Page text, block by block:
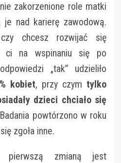
zakorzenione role matki
je nad karierę zawodową.
chcesz rozwijać się
ci na wspinaniu się po
„tak” udzieliło
kobiet, przy czym tylko
dzieci chciało się
powtórzono w roku
zgoła inne.
pierwszą zmianą jest